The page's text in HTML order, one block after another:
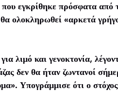
εγκρίθηκε πρόσφατα από
ολοκληρωθεί «αρκετά
λιμό και γενοκτονία,
δεν θα ήταν ζωντανοί
Υπογράμμισε ότι ο